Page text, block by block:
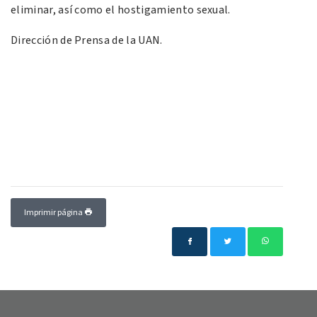
eliminar, así como el hostigamiento sexual.
Dirección de Prensa de la UAN.
Imprimir página